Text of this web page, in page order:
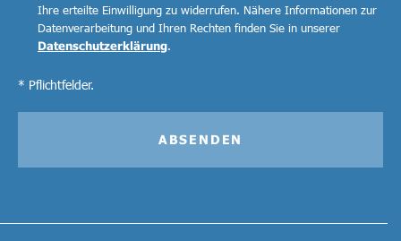
Ihre erteilte Einwilligung zu widerrufen. Nähere Informationen zur
Datenverarbeitung und Ihren Rechten finden Sie in unserer
Datenschutzerklärung.
* Pflichtfelder.
ABSENDEN